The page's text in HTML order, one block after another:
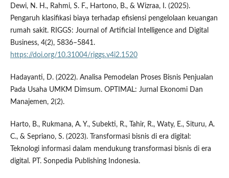
Dewi, N. H., Rahmi, S. F., Hartono, B., & Wizraa, I. (2025).
Pengaruh klasifikasi biaya terhadap efisiensi pengelolaan keuangan
rumah sakit. RIGGS: Journal of Artificial Intelligence and Digital
Business, 4(2), 5836–5841.
https://doi.org/10.31004/riggs.v4i2.1520
Hadayanti, D. (2022). Analisa Pemodelan Proses Bisnis Penjualan
Pada Usaha UMKM Dimsum. OPTIMAL: Jurnal Ekonomi Dan
Manajemen, 2(2).
Harto, B., Rukmana, A. Y., Subekti, R., Tahir, R., Waty, E., Situru, A.
C., & Sepriano, S. (2023). Transformasi bisnis di era digital:
Teknologi informasi dalam mendukung transformasi bisnis di era
digital. PT. Sonpedia Publishing Indonesia.